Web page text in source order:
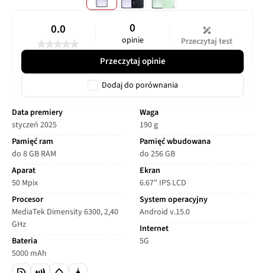
0.0 0
opinie Przeczytaj test
Przeczytaj opinie
Dodaj do porównania
Data premiery
styczeń 2025
Pamięć ram
do 8 GB RAM
Aparat
50 Mpix
Procesor
MediaTek Dimensity 6300, 2,40
GHz
Bateria
5000 mAh
Waga
190 g
Pamięć wbudowana
do 256 GB
Ekran
6.67" IPS LCD
System operacyjny
Android v.15.0
Internet
5G